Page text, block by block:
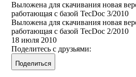
Выложена для скачивания новая
работающая с базой TecDoc 3/2010
Выложена для скачивания новая
работающая с базой TecDoc 2/2010
18 июля 2010
Поделитесь с друзьями:
Поделиться